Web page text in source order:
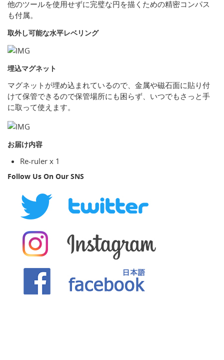
他のツールを使用せずに完璧な円を描くための精密コンパス
も付属。
取外し可能な水平レベリング
埋込マグネット
マグネットが埋め込まれているので、金属や磁石面に貼り付
けて保管できるので保管場所にも困らず、いつでもさっと手
に取って使えます。
お届け内容
Re-ruler x 1
Follow Us On Our SNS